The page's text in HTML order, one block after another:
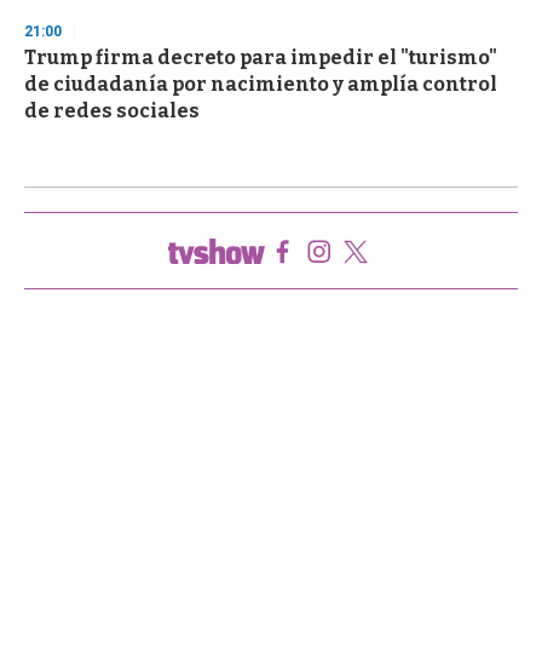
21:00
Trump firma decreto para impedir el "turismo"
de ciudadanía por nacimiento y amplía control
de redes sociales